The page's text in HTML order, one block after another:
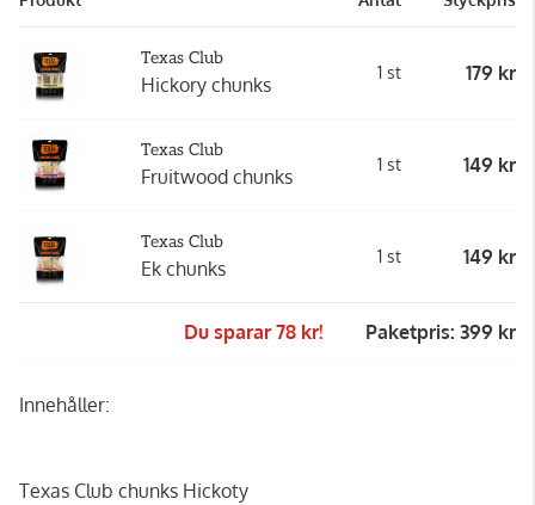
Texas Club
Hickory chunks
1 st 179 kr
Texas Club
Fruitwood chunks
1 st 149 kr
Texas Club
Ek chunks
1 st 149 kr
Du sparar 78 kr! Paketpris: 399 kr
Innehåller:
Texas Club chunks Hickoty